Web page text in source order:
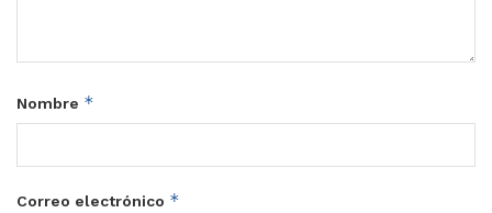
Nombre *
Correo electrónico *